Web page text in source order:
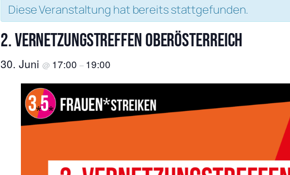
Diese Veranstaltung hat bereits stattgefunden.
2. Vernetzungstreffen Oberösterreich
30. Juni @ 17:00 – 19:00